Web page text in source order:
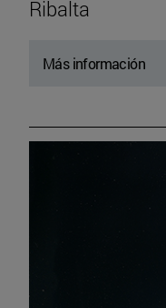
Ribalta
Más información